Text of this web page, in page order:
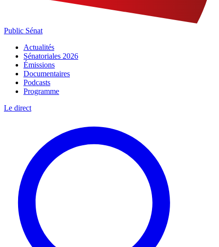
Public Sénat
Actualités
Sénatoriales 2026
Émissions
Documentaires
Podcasts
Programme
Le direct